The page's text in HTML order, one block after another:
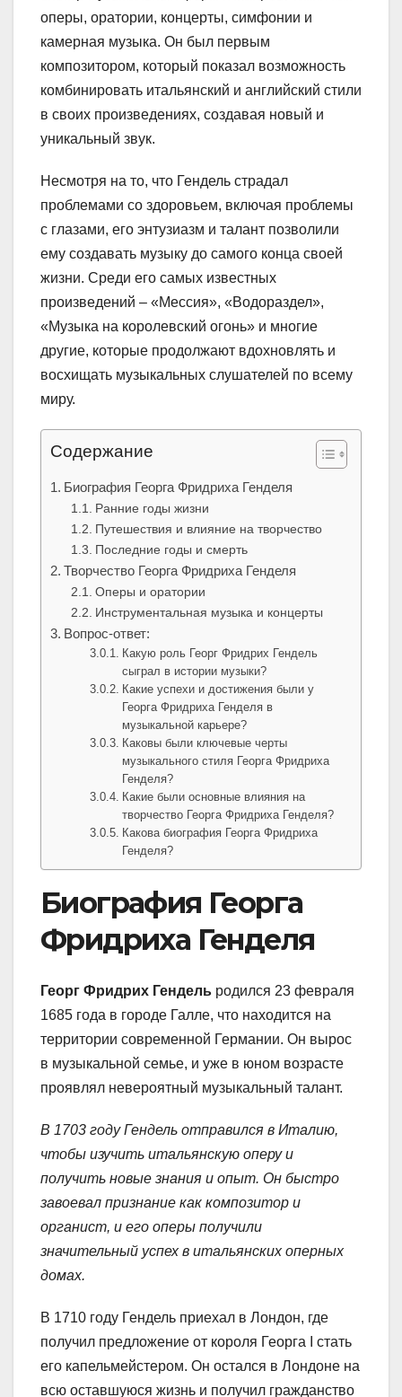
оперы, оратории, концерты, симфонии и
камерная музыка. Он был первым
композитором, который показал возможность
комбинировать итальянский и английский стили
в своих произведениях, создавая новый и
уникальный звук.
Несмотря на то, что Гендель страдал
проблемами со здоровьем, включая проблемы
с глазами, его энтузиазм и талант позволили
ему создавать музыку до самого конца своей
жизни. Среди его самых известных
произведений – «Мессия», «Водораздел»,
«Музыка на королевский огонь» и многие
другие, которые продолжают вдохновлять и
восхищать музыкальных слушателей по всему
миру.
Содержание
Биография Георга Фридриха Генделя
Ранние годы жизни
Путешествия и влияние на творчество
Последние годы и смерть
Творчество Георга Фридриха Генделя
Оперы и оратории
Инструментальная музыка и концерты
Вопрос-ответ:
Какую роль Георг Фридрих Гендель
сыграл в истории музыки?
Какие успехи и достижения были у
Георга Фридриха Генделя в
музыкальной карьере?
Каковы были ключевые черты
музыкального стиля Георга Фридриха
Генделя?
Какие были основные влияния на
творчество Георга Фридриха Генделя?
Какова биография Георга Фридриха
Генделя?
Биография Георга
Фридриха Генделя
Георг Фридрих Гендель родился 23 февраля
1685 года в городе Галле, что находится на
территории современной Германии. Он вырос
в музыкальной семье, и уже в юном возрасте
проявлял невероятный музыкальный талант.
В 1703 году Гендель отправился в Италию,
чтобы изучить итальянскую оперу и
получить новые знания и опыт. Он быстро
завоевал признание как композитор и
органист, и его оперы получили
значительный успех в итальянских оперных
домах.
В 1710 году Гендель приехал в Лондон, где
получил предложение от короля Георга I стать
его капельмейстером. Он остался в Лондоне на
всю оставшуюся жизнь и получил гражданство